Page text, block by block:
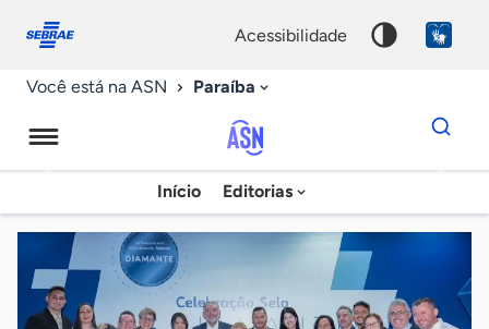
conosco
acessibilidade
Você está na ASN Paraíba
Agência
Sebrae
de
Notícias
Início Editorias
Dados
para
chave